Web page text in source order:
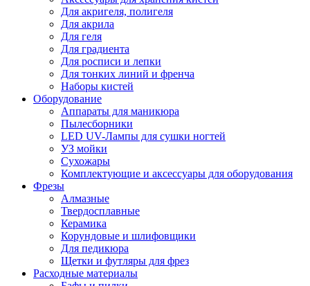
Для акригеля, полигеля
Для акрила
Для геля
Для градиента
Для росписи и лепки
Для тонких линий и френча
Наборы кистей
Оборудование
Аппараты для маникюра
Пылесборники
LED UV-Лампы для сушки ногтей
УЗ мойки
Сухожары
Комплектующие и аксессуары для оборудования
Фрезы
Алмазные
Твердосплавные
Керамика
Корундовые и шлифовщики
Для педикюра
Щетки и футляры для фрез
Расходные материалы